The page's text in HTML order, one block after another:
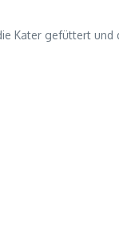
Kater gefüttert und